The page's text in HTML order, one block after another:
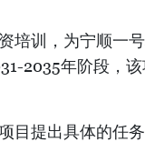
培训，为宁顺一
2035年阶段，
目提出具体的任